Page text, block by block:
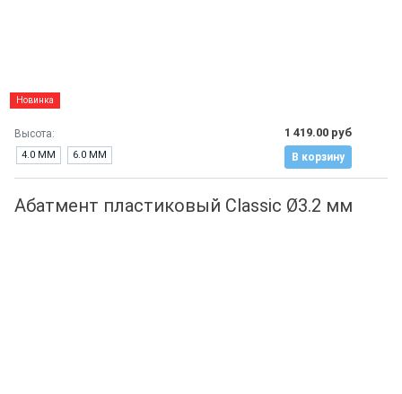
Новинка
Высота:
4.0 ММ 6.0 ММ
1 419.00 руб
В корзину
Абатмент пластиковый Classic Ø3.2 мм